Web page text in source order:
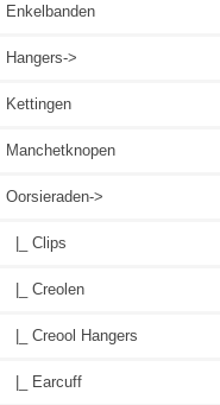
Enkelbanden
Hangers->
Kettingen
Manchetknopen
Oorsieraden->
|_ Clips
|_ Creolen
|_ Creool Hangers
|_ Earcuff